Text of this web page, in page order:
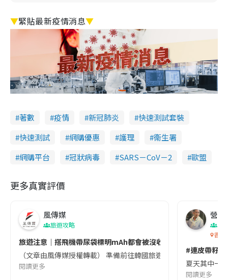
▼緊貼最新疫情消息▼
著數 疫情 新冠肺炎
快速測試套裝
快速測試
網購優惠 護理
衞生署
網購平台
冠狀病毒 SARS－CoV－2 歐盟
更多真實評價
風傳媒
旅遊攻略
旅遊注意｜搭飛機帶尿袋標明mAh都會被沒收😱出發前切記檢查
（文章由風傳媒授權轉載） 準備前往韓國旅遊的民眾，近期要
閱讀更多
營養
香港
#連皮帶籽
夏天其中一
閱讀更多